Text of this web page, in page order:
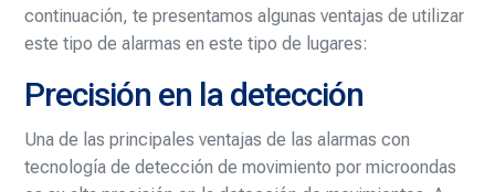
continuación, te presentamos algunas ventajas de utilizar
este tipo de alarmas en este tipo de lugares:
Precisión en la detección
Una de las principales ventajas de las alarmas con
tecnología de detección de movimiento por microondas